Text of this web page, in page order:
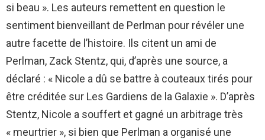
si beau ». Les auteurs remettent en question le
sentiment bienveillant de Perlman pour révéler une
autre facette de l’histoire. Ils citent un ami de
Perlman, Zack Stentz, qui, d’après une source, a
déclaré : « Nicole a dû se battre à couteaux tirés pour
être créditée sur Les Gardiens de la Galaxie ». D’après
Stentz, Nicole a souffert et gagné un arbitrage très
« meurtrier », si bien que Perlman a organisé une